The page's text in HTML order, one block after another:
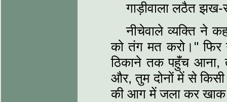
गाड़ीवाला लठैत
नीचेवाले व्यक्ति ने
को तंग मत करो।" फिर
ठिकाने तक पहुँच आना,
और, तुम दोनों में से किसी
की आग में जला कर खाक